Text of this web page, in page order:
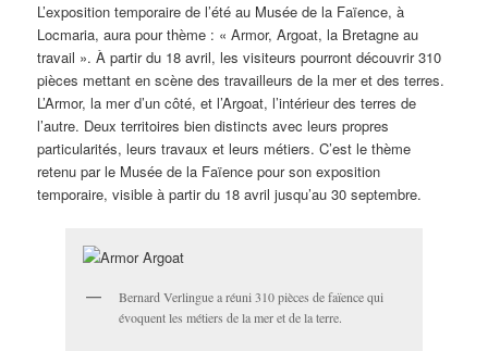
L’exposition temporaire de l’été au Musée de la Faïence, à
Locmaria, aura pour thème : « Armor, Argoat, la Bretagne au
travail ». À partir du 18 avril, les visiteurs pourront découvrir 310
pièces mettant en scène des travailleurs de la mer et des terres.
L’Armor, la mer d’un côté, et l’Argoat, l’intérieur des terres de
l’autre. Deux territoires bien distincts avec leurs propres
particularités, leurs travaux et leurs métiers. C’est le thème
retenu par le Musée de la Faïence pour son exposition
temporaire, visible à partir du 18 avril jusqu’au 30 septembre.
Bernard Verlingue a réuni 310 pièces de faïence qui
évoquent les métiers de la mer et de la terre.